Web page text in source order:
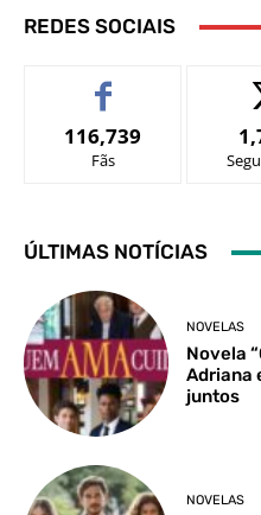
REDES SOCIAIS
116,739
Fãs
ÚLTIMAS NOTÍCIAS
NOVELAS
Novela
Adriana
juntos
NOVELAS